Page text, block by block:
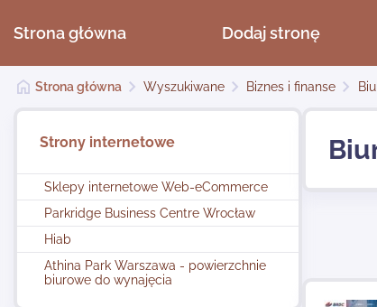
Strona główna Dodaj stronę
Strona główna Wyszukiwane Biznes i finanse
Strony internetowe
Sklepy internetowe Web-eCommerce
Parkridge Business Centre Wrocław
Hiab
Athina Park Warszawa - powierzchnie
biurowe do wynajęcia